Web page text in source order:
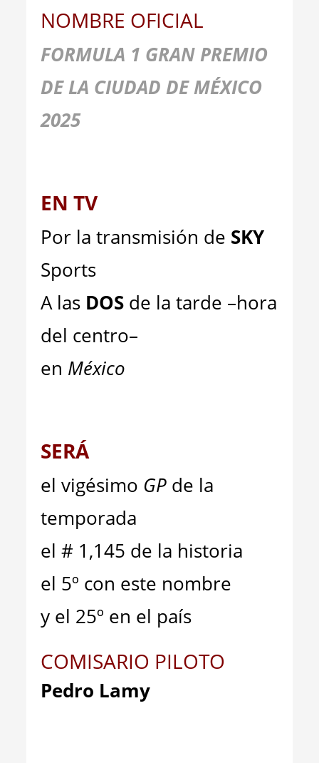
NOMBRE OFICIAL
FORMULA 1 GRAN PREMIO
DE LA CIUDAD DE MÉXICO
2025
EN TV
Por la transmisión de SKY
Sports
A las DOS de la tarde –hora
del centro–
en México
SERÁ
el vigésimo GP de la
temporada
el # 1,145 de la historia
el 5º con este nombre
y el 25º en el país
COMISARIO PILOTO
Pedro Lamy